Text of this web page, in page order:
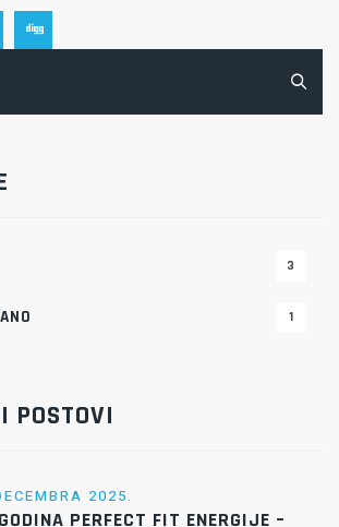
3
1
POSTOVI
2025.
PERFECT FIT ENERGIJE –